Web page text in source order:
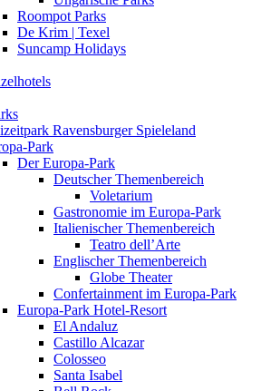
Roompot Parks
De Krim | Texel
Suncamp Holidays
Ravensburger Spieleland
Park
Der Europa-Park
Deutscher Themenbereich
Voletarium
Gastronomie im Europa-Park
Italienischer Themenbereich
Teatro dell’Arte
Englischer Themenbereich
Globe Theater
Confertainment im Europa-Park
Europa-Park Hotel-Resort
El Andaluz
Castillo Alcazar
Colosseo
Santa Isabel